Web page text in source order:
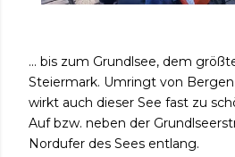
... bis zum Grundlsee, dem
Steiermark. Umringt von
wirkt auch dieser See fast zu
Auf bzw. neben der
Nordufer des Sees entlang.